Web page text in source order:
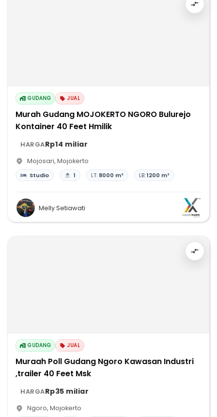
GUDANG JUAL
Murah Gudang MOJOKERTO NGORO Bulurejo
Kontainer 40 Feet Hmilik
HARGARp14 miliar
Mojosari, Mojokerto
Studio 1 LT: 8000 m² LB:1200 m²
Melly Setiawati
GUDANG JUAL
Muraah Poll Gudang Ngoro Kawasan Industri
,trailer 40 Feet Msk
HARGARp35 miliar
Ngoro, Mojokerto